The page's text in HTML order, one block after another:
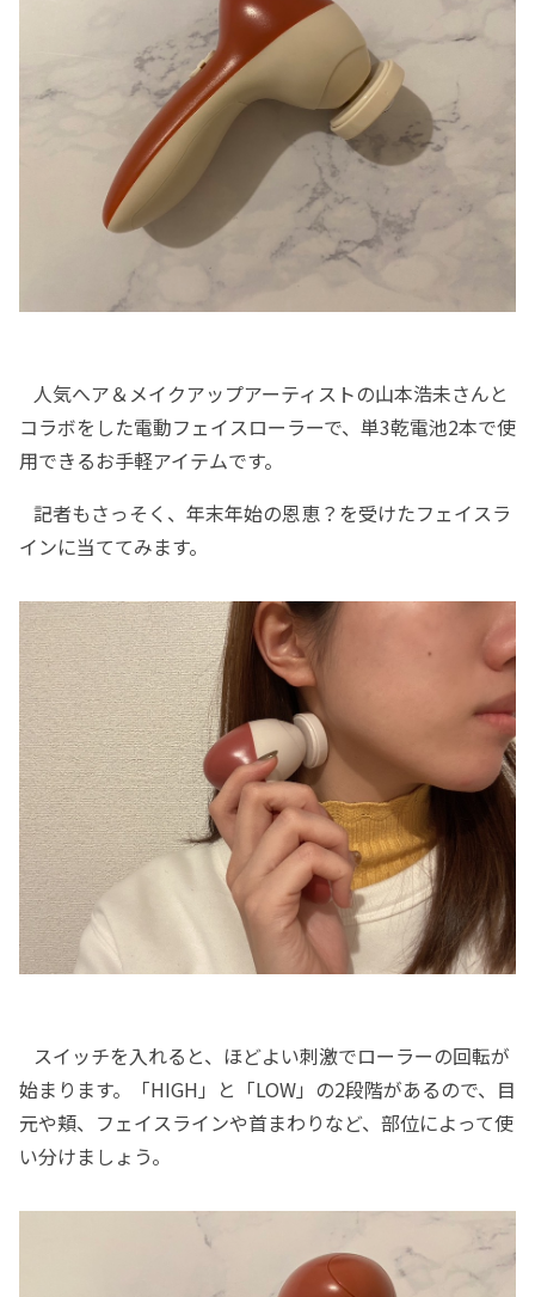
人気へア＆メイクアップアーティストの山本浩未さんと
コラボをした電動フェイスローラーで、単3乾電池2本で使
用できるお手軽アイテムです。
記者もさっそく、年末年始の恩恵？を受けたフェイスラ
インに当ててみます。
スイッチを入れると、ほどよい刺激でローラーの回転が
始まります。「HIGH」と「LOW」の2段階があるので、目
元や頬、フェイスラインや首まわりなど、部位によって使
い分けましょう。